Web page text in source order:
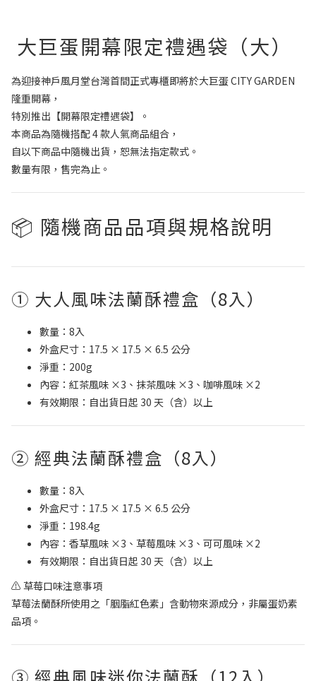
大巨蛋開幕限定禮遇袋（大）
為迎接神戶風月堂台灣首間正式專櫃即將於大巨蛋 CITY GARDEN
隆重開幕，
特別推出【開幕限定禮遇袋】。
本商品為隨機搭配 4 款人氣商品組合，
自以下商品中隨機出貨，恕無法指定款式。
數量有限，售完為止。
📦 隨機商品品項與規格說明
① 大人風味法蘭酥禮盒（8入）
數量：8入
外盒尺寸：17.5 × 17.5 × 6.5 公分
淨重：200g
內容：紅茶風味 ×3、抹茶風味 ×3、咖啡風味 ×2
有效期限：自出貨日起 30 天（含）以上
② 經典法蘭酥禮盒（8入）
數量：8入
外盒尺寸：17.5 × 17.5 × 6.5 公分
淨重：198.4g
內容：香草風味 ×3、草莓風味 ×3、可可風味 ×2
有效期限：自出貨日起 30 天（含）以上
⚠ 草莓口味注意事項
草莓法蘭酥所使用之「胭脂紅色素」含動物來源成分，非屬蛋奶素
品項。
③ 經典風味迷你法蘭酥（12入）